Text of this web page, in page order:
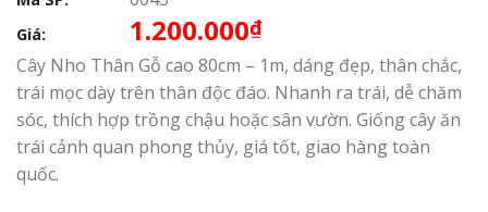
Giá: 1.200.000₫
Cây Nho Thân Gỗ cao 80cm – 1m, dáng đẹp, thân chắc,
trái mọc dày trên thân độc đáo. Nhanh ra trái, dễ chăm
sóc, thích hợp trồng chậu hoặc sân vườn. Giống cây ăn
trái cảnh quan phong thủy, giá tốt, giao hàng toàn
quốc.